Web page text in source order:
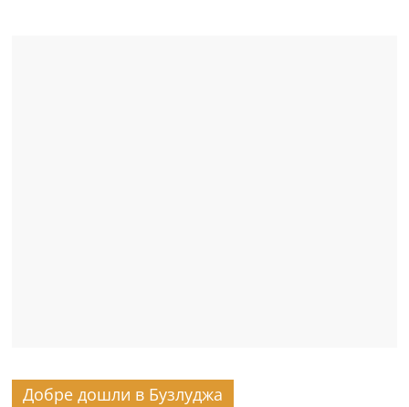
Добре дошли в Бузлуджа